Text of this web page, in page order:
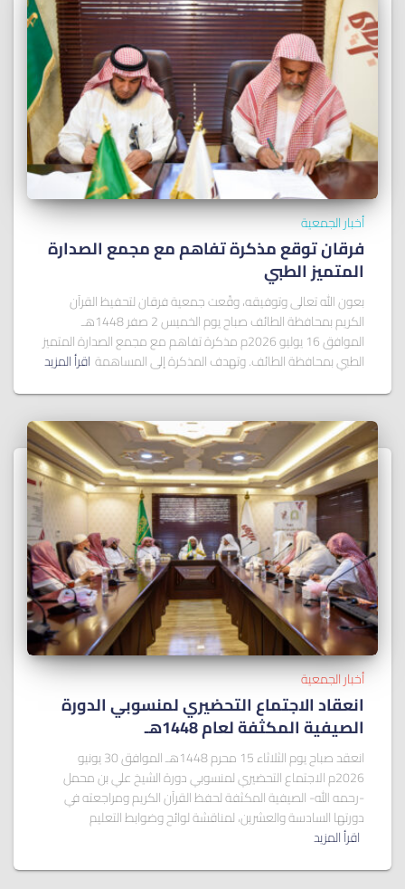
أخبار الجمعية
فرقان توقع مذكرة تفاهم مع مجمع الصدارة
المتميز الطبي
بعون الله تعالى وتوفيقه، وقّعت جمعية فرقان لتحفيظ القرآن
الكريم بمحافظة الطائف صباح يوم الخميس 2 صفر 1448هـ
الموافق 16 يوليو 2026م مذكرة تفاهم مع مجمع الصدارة المتميز
الطبي بمحافظة الطائف. وتهدف المذكرة إلى المساهمة اقرأ المزيد
أخبار الجمعية
انعقاد الاجتماع التحضيري لمنسوبي الدورة
الصيفية المكثفة لعام 1448هـ
انعقد صباح يوم الثلاثاء 15 محرم 1448هـ الموافق 30 يونيو
2026م الاجتماع التحضيري لمنسوبي دورة الشيخ علي بن محمل
-رحمه الله- الصيفية المكثفة لحفظ القرآن الكريم ومراجعته في
دورتها السادسة والعشرين، لمناقشة لوائح وضوابط التعليم
اقرأ المزيد